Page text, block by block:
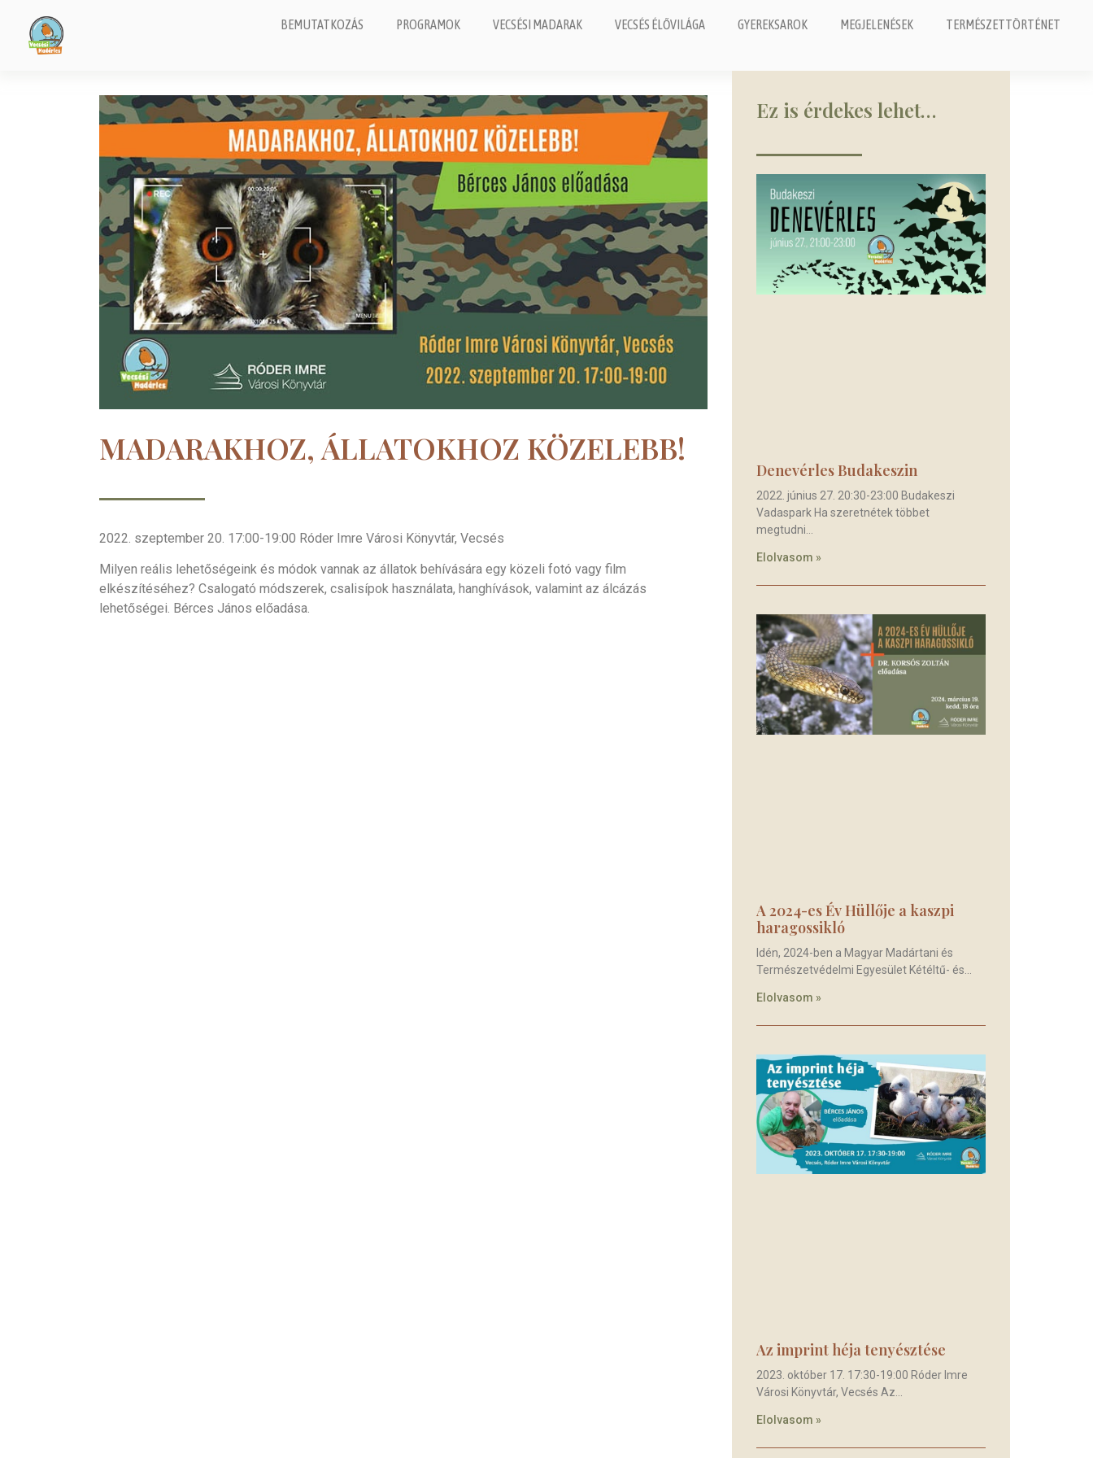
BEMUTATKOZÁS PROGRAMOK VECSÉSI MADARAK VECSÉS ÉLŐVILÁGA GYEREKSAROK MEGJELENÉSEK TERMÉSZETTÖRTÉNET
MADARAKHOZ, ÁLLATOKHOZ KÖZELEBB!
2022. szeptember 20. 17:00-19:00 Róder Imre Városi Könyvtár, Vecsés
Milyen reális lehetőségeink és módok vannak az állatok behívására egy közeli fotó vagy film
elkészítéséhez? Csalogató módszerek, csalisípok használata, hanghívások, valamint az álcázás
lehetőségei. Bérces János előadása.
Ez is érdekes lehet…
Denevérles Budakeszin
2022. június 27. 20:30-23:00 Budakeszi
Vadaspark Ha szeretnétek többet
megtudni
Elolvasom »
A 2024-es Év Hüllője a kaszpi
haragossikló
Idén, 2024-ben a Magyar Madártani és
Természetvédelmi Egyesület Kétéltű- és
Elolvasom »
Az imprint héja tenyésztése
2023. október 17. 17:30-19:00 Róder Imre
Városi Könyvtár, Vecsés Az
Elolvasom »